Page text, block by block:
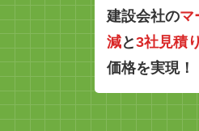
建設会社のマ
減と3社見積り
価格を実現！